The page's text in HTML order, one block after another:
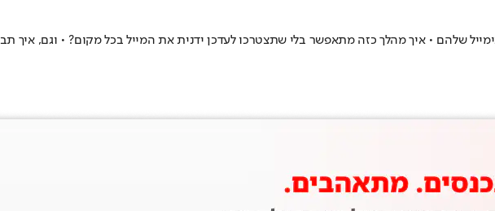
שלהם • איך מהלך כזה מתאפשר בלי שתצטרכו לעדכן ידנית את המייל בכל מקום? • וגם, איך